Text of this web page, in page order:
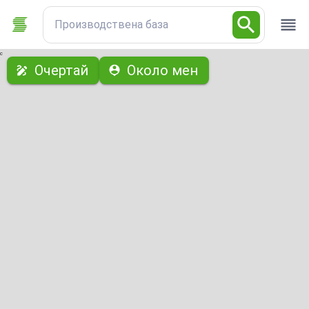
Производствена база
с
Очертай Около мен